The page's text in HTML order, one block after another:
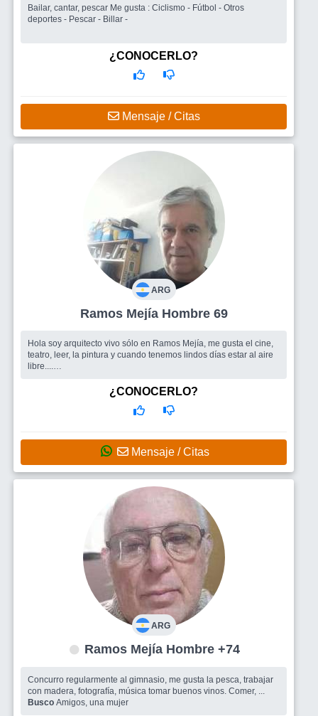
Bailar, cantar, pescar Me gusta : Ciclismo - Fútbol - Otros
deportes - Pescar - Billar -
¿CONOCERLO?
Mensaje / Citas
ARG
Ramos Mejía Hombre 69
Hola soy arquitecto vivo sólo en Ramos Mejía, me gusta el cine,
teatro, leer, la pintura y cuando tenemos lindos días estar al aire
libre....
¿CONOCERLO?
Mensaje / Citas
ARG
Ramos Mejía Hombre +74
Concurro regularmente al gimnasio, me gusta la pesca, trabajar
con madera, fotografía, música tomar buenos vinos. Comer, ...
Busco Amigos, una mujer